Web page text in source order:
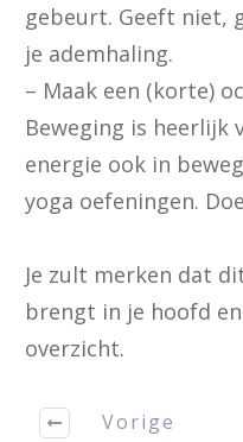
gebeurt. Geeft niet,
je ademhaling.
– Maak een (korte)
Beweging is heerlijk
energie ook in
yoga oefeningen.
Je zult merken dat
brengt in je hoofd
overzicht.
Vorige